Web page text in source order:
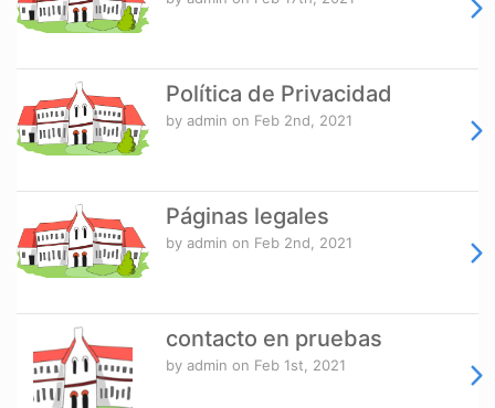
Política de Privacidad
by admin on Feb 2nd, 2021
Páginas legales
by admin on Feb 2nd, 2021
contacto en pruebas
by admin on Feb 1st, 2021